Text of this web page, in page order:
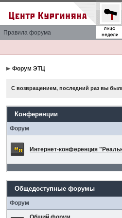
Правила форума
Форум ЭТЦ
С возвращением, последний раз вы
Конференции
Форум
Интернет-конференция
Общедоступные форумы
Форум